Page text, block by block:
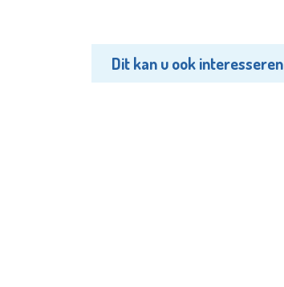
Dit kan u ook interesseren